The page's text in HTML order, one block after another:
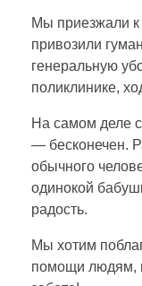
г
о
д
а
п
р
Мы приезжали к
привозили
генеральную
поликлинике,
На самом деле
— бесконечен.
обычного
одинокой
радость.
Мы хотим
помощи людям,